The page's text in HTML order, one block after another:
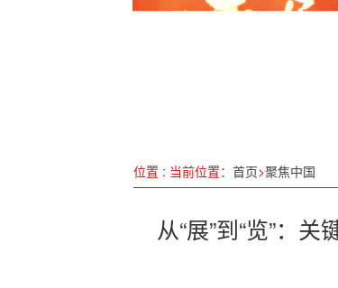
金湘军主持召开
位置 : 当前位置： 首页>聚焦中国
从“展”到“览”：